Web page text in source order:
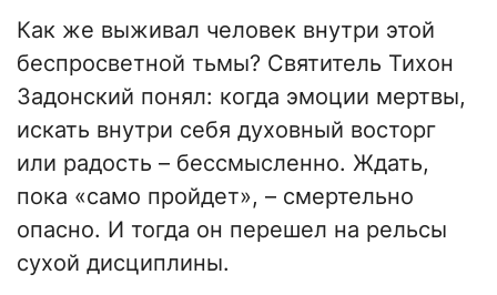
​Как же выживал человек внутри этой
беспросветной тьмы? Святитель Тихон
Задонский понял: когда эмоции мертвы,
искать внутри себя духовный восторг
или радость – бессмысленно. Ждать,
пока «само пройдет», – смертельно
опасно. И тогда он перешел на рельсы
сухой дисциплины.